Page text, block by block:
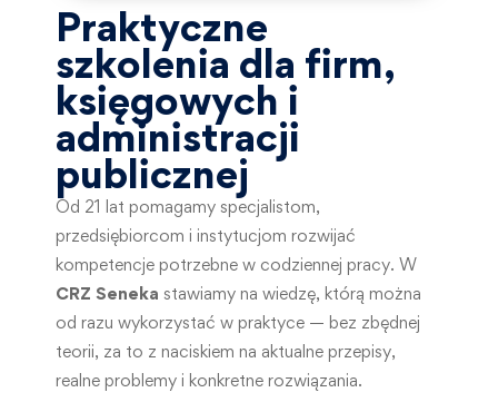
Praktyczne
szkolenia dla firm,
księgowych i
administracji
publicznej
Od 21 lat pomagamy specjalistom,
przedsiębiorcom i instytucjom rozwijać
kompetencje potrzebne w codziennej pracy. W
CRZ Seneka stawiamy na wiedzę, którą można
od razu wykorzystać w praktyce — bez zbędnej
teorii, za to z naciskiem na aktualne przepisy,
realne problemy i konkretne rozwiązania.